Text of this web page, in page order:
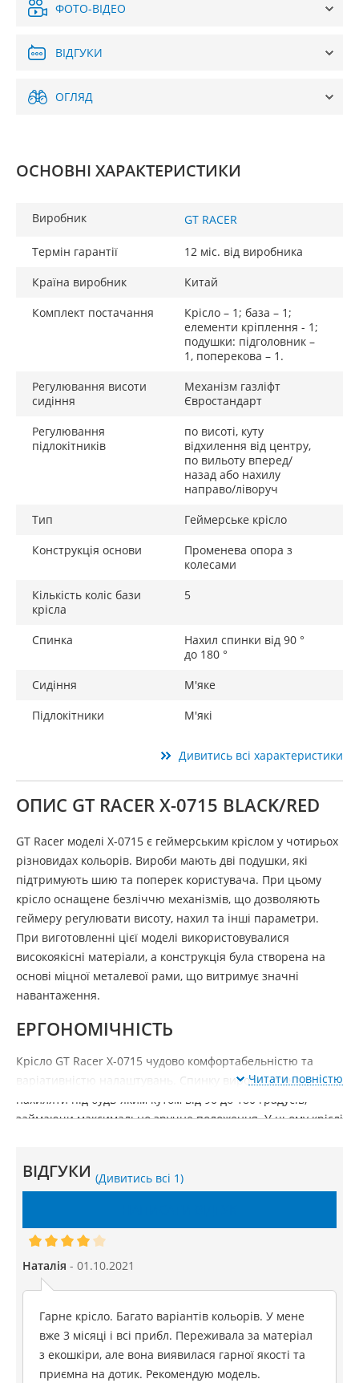
ФОТО-ВІДЕО
ВІДГУКИ
ОГЛЯД
ОСНОВНІ ХАРАКТЕРИСТИКИ
Виробник GT RACER
Термін гарантії
12 міс. від виробника
Країна виробник
Китай
Комплект постачання
Крісло – 1; база – 1;
елементи кріплення - 1;
подушки: підголовник –
1, поперекова – 1.
Регулювання висоти
сидіння
Механізм газліфт
Євростандарт
Регулювання
підлокітників
по висоті, куту
відхилення від центру,
по вильоту вперед/
назад або нахилу
направо/ліворуч
Тип
Геймерське крісло
Конструкція основи
Променева опора з
колесами
Кількість коліс бази
крісла
5
Спинка
Нахил спинки від 90 °
до 180 °
Сидіння
М'яке
Підлокітники
М'які
Дивитись всі характеристики
ОПИС GT RACER X-0715 BLACK/RED
GT Racer моделі X-0715 є геймерським кріслом у чотирьох
різновидах кольорів. Вироби мають дві подушки, які
підтримують шию та поперек користувача. При цьому
крісло оснащене безліччю механізмів, що дозволяють
геймеру регулювати висоту, нахил та інші параметри.
При виготовленні цієї моделі використовувалися
високоякісні матеріали, а конструкція була створена на
основі міцної металевої рами, що витримує значні
навантаження.
ЕРГОНОМІЧНІСТЬ
Крісло GT Racer X-0715 чудово комфортабельністю та
варіативністю налаштувань. Спинку виробу можна
нахиляти під будь-яким кутом від 90 до 180 градусів,
займаючи максимально зручне положення. У цьому кріслі
навантаження. Користувач може поміняти висоту виробу,
а також обертатись у будь-який бік на 360°. Додатково
змінити їхнє положення в будь-якому з чотирьох
ЗНОСОСТІЙКІСТЬ
Виріб GT Racer X-0715 відрізняється високими
показниками надійності та стійкістю до зносу. За
регулювання висоти відповідає газліфт 4-го класу
міцності, що є найнадійнішим. Те ж саме стосується інших
Читати повністю
ВІДГУКИ (Дивитись всі 1)
Наталія - ​​01.10.2021
Гарне крісло. Багато варіантів кольорів. У мене
вже 3 місяці і всі прибл. Переживала за матеріал
з екошкіри, але вона виявилася гарної якості та
приємна на дотик. Рекомендую модель.